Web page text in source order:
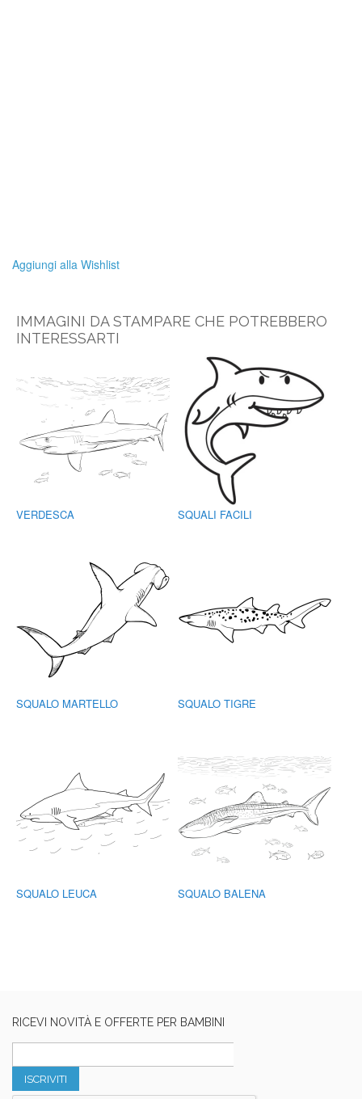
Aggiungi alla Wishlist
IMMAGINI DA STAMPARE CHE POTREBBERO
INTERESSARTI
VERDESCA SQUALI FACILI
SQUALO MARTELLO SQUALO TIGRE
SQUALO LEUCA SQUALO BALENA
RICEVI NOVITÀ E OFFERTE PER BAMBINI
ISCRIVITI